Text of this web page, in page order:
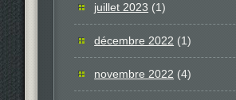
juillet 2023 (1)
décembre 2022 (1)
novembre 2022 (4)